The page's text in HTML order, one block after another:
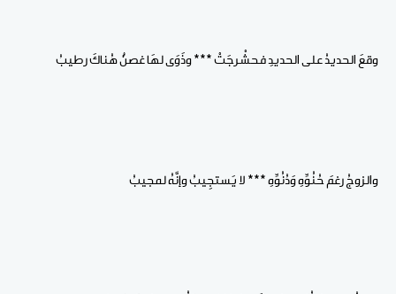
وقعَ الحديدُ على الحديدِ فحشْرجَتْ *** وذَوَى لهَا غصنٌ هُناكَ رطيبُ
والزوجُ رغمَ حُنُوِّهِ وَدُنُوِّهِ *** لا يَستجِيبُ وإنَّهُ لمجيبُ